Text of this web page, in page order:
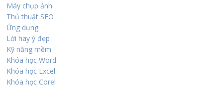
Máy chụp ảnh
Thủ thuật SEO
Ứng dụng
Lời hay ý đẹp
Kỹ năng mềm
Khóa học Word
Khóa học Excel
Khóa học Corel